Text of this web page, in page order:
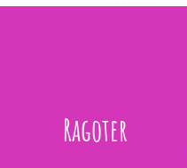
Ragoter